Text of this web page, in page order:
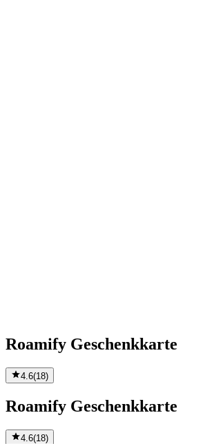
Roamify Geschenkkarte
4.6(18)
Roamify Geschenkkarte
4.6(18)